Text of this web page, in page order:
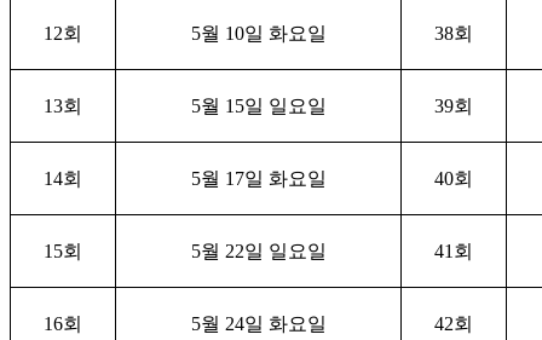
12회 5월 10일 화요일 38회
13회 5월 15일 일요일 39회
14회 5월 17일 화요일 40회
15회 5월 22일 일요일 41 회
16회 5월 24일 화요일 42회